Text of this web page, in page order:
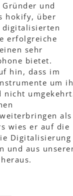
und
hokify, über
digitalisierten
erfolgreiche
sehr
bietet.
hin, dass im
um
nicht
als
wies er auf die
Digitalisierung
und aus